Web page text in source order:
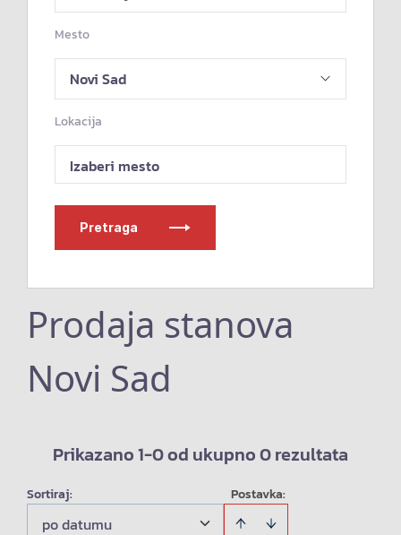
Mesto
Lokacija
Izaberi mesto
Pretraga
Prodaja stanova
Novi Sad
Prikazano 1-0 od ukupno 0 rezultata
Postavka:
Sortiraj:
po datumu